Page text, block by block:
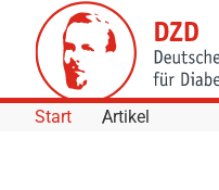
Skip to Content
Start Artikel